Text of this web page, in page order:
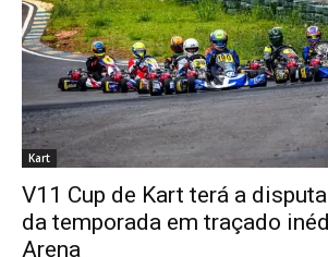
Kart
V11 Cup de Kart terá a
da temporada em traçado
Arena